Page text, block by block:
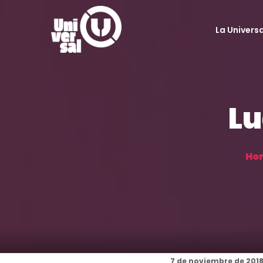
La
7 de noviembre de 2018